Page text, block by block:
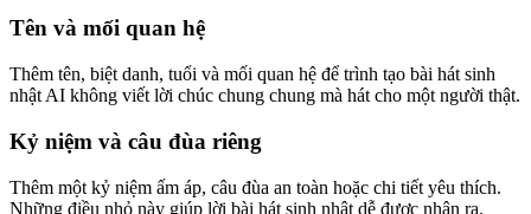
Tên và mối quan hệ
Thêm tên, biệt danh, tuổi và mối quan hệ để trình tạo bài hát sinh
nhật AI không viết lời chúc chung chung mà hát cho một người thật.
Kỷ niệm và câu đùa riêng
Thêm một kỷ niệm ấm áp, câu đùa an toàn hoặc chi tiết yêu thích.
Những điều nhỏ này giúp lời bài hát sinh nhật dễ được nhận ra.